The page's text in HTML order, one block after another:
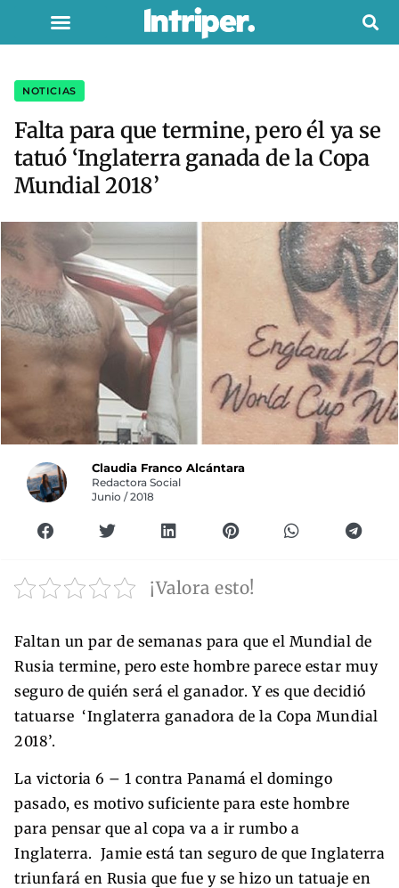
NOTICIAS
Falta para que termine, pero él ya se
tatuó ‘Inglaterra ganada de la Copa
Mundial 2018’
Claudia Franco Alcántara
Redactora Social
Junio / 2018
¡Valora esto!
Faltan un par de semanas para que el Mundial de
Rusia termine, pero este hombre parece estar muy
seguro de quién será el ganador. Y es que decidió
tatuarse ‘Inglaterra ganadora de la Copa Mundial
2018’.
La victoria 6 – 1 contra Panamá el domingo
pasado, es motivo suficiente para este hombre
para pensar que al copa va a ir rumbo a
Inglaterra. Jamie está tan seguro de que Inglaterra
triunfará en Rusia que fue y se hizo un tatuaje en